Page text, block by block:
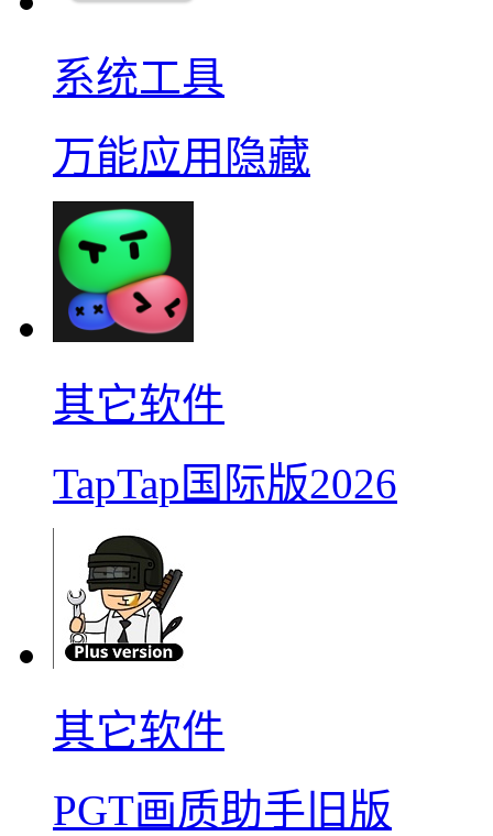
系统工具
万能应用隐藏
其它软件
TapTap国际版2026
其它软件
PGT画质助手旧版